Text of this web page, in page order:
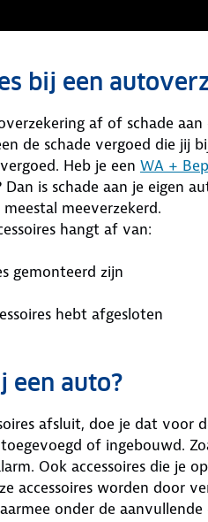
bij een
af of schade aan
de schade vergoed die jij
Heb je een WA +
Dan is schade aan je eigen
meeverzekerd.
hangt af van:
gemonteerd zijn
hebt afgesloten
een auto?
afsluit, doe je dat voor
of ingebouwd.
Ook accessoires die je
accessoires worden door
onder de aanvullende